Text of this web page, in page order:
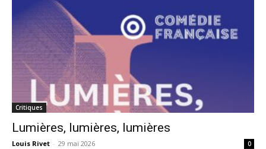
Critiques
Lumières, lumières, lumières
Louis Rivet - 29 mai 2026 0